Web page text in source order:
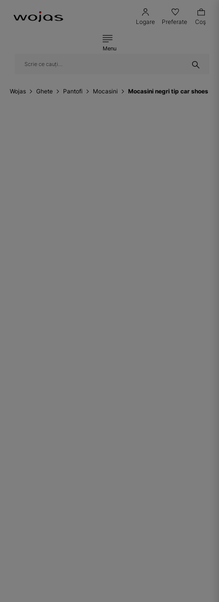
Logare Preferate Coş
Menu
Wojas Ghete Pantofi Mocasini Mocasini negri tip car shoes